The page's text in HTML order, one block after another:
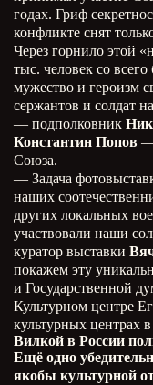
годах. Гриф
конфликте снят
Через горнило этой
тыс. человек со
мужество и героизм
сержантов и солдат
— подполковник
Константин Попов —
Союза.
— Задача
наших
других локальных
участвовали наши
куратор выставки
покажем эту
и Государственной
Культурном центре
культурных центрах
Вилкой в России
Ещё одно
якобы культурной